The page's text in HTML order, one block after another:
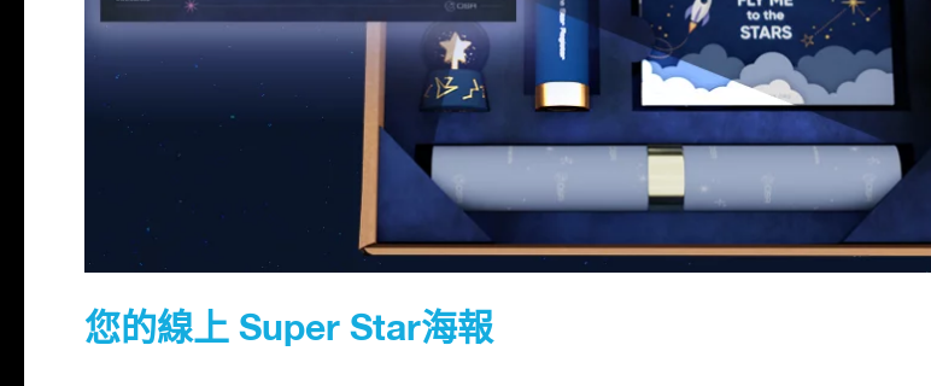
您的線上 Super Star海報